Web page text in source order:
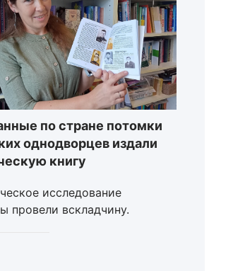
по стране потомки
однодворцев издали
книгу
исследование
провели вскладчину.